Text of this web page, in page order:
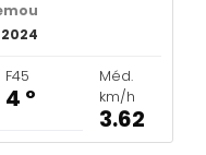
F45
4 º
Méd.
km/h
3.62